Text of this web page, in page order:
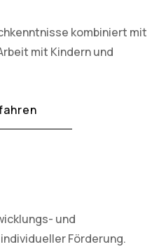
kombiniert mit
mit Kindern und
und
Förderung.